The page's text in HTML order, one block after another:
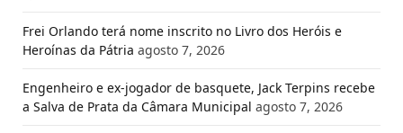
Frei Orlando terá nome inscrito no Livro dos Heróis e
Heroínas da Pátria agosto 7, 2026
Engenheiro e ex-jogador de basquete, Jack Terpins recebe
a Salva de Prata da Câmara Municipal agosto 7, 2026